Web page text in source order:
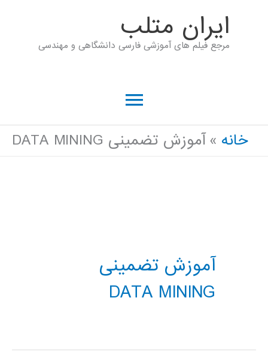
ايران متلب
مرجع فیلم های آموزشی فارسی دانشگاهی و مهندسی
فهرست
اصلی
خانه آموزش تضمینی DATA MINING
آموزش تضمینی
DATA MINING